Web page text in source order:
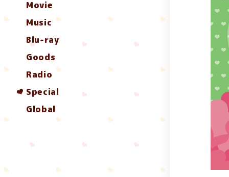
Movie
Music
Blu-ray
Goods
Radio
Special
Global